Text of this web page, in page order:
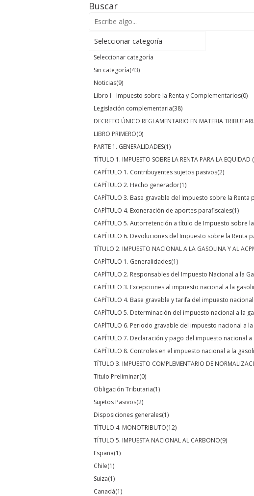
Buscar
Seleccionar categoría
Seleccionar categoría
Sin categoría(43)
Noticias(9)
Libro I - Impuesto sobre la Renta y Complementarios(0)
Legislación complementaria(38)
DECRETO ÚNICO REGLAMENTARIO EN MATERIA
LIBRO PRIMERO(0)
PARTE 1. GENERALIDADES(1)
TÍTULO 1. IMPUESTO SOBRE LA RENTA PARA LA EQUIDAD
CAPÍTULO 1. Contribuyentes sujetos pasivos(2)
CAPÍTULO 2. Hecho generador(1)
CAPÍTULO 3. Base gravable del Impuesto sobre la Renta
CAPÍTULO 4. Exoneración de aportes parafiscales(1)
CAPÍTULO 5. Autorretención a título de Impuesto sobre la
CAPÍTULO 6. Devoluciones del Impuesto sobre la Renta
TÍTULO 2. IMPUESTO NACIONAL A LA GASOLINA Y AL
CAPÍTULO 1. Generalidades(1)
CAPÍTULO 2. Responsables del Impuesto Nacional a la
CAPÍTULO 3. Excepciones al impuesto nacional a la
CAPÍTULO 4. Base gravable y tarifa del impuesto
CAPÍTULO 5. Determinación del impuesto nacional a la
CAPÍTULO 6. Periodo gravable del impuesto nacional a la
CAPÍTULO 7. Declaración y pago del impuesto nacional a
CAPÍTULO 8. Controles en el impuesto nacional a la
TÍTULO 3. IMPUESTO COMPLEMENTARIO DE
Título Preliminar(0)
Obligación Tributaria(1)
Sujetos Pasivos(2)
Disposiciones generales(1)
TÍTULO 4. MONOTRIBUTO(12)
TÍTULO 5. IMPUESTA NACIONAL AL CARBONO(9)
España(1)
Chile(1)
Suiza(1)
Canadá(1)